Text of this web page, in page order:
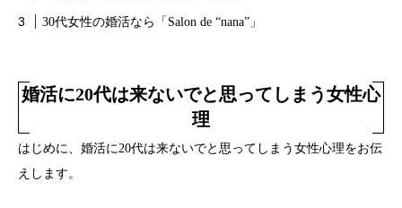
30代女性の婚活なら「Salon de “nana”」
婚活に20代は来ないでと思ってしまう女性心
理
はじめに、婚活に20代は来ないでと思ってしまう女性心理をお伝
えします。